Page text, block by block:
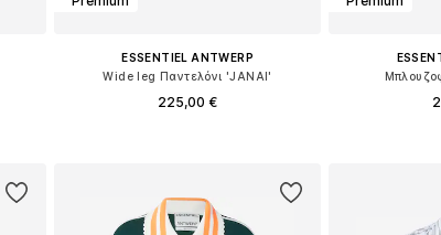
ESSENTIEL ANTWERP
Wide leg Παντελόνι 'JANAI'
225,00 €